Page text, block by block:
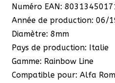
Numéro EAN:
Année de production: 06/
Diamètre: 8mm
Pays de production: Italie
Gamme: Rainbow Line
Compatible pour: Alfa